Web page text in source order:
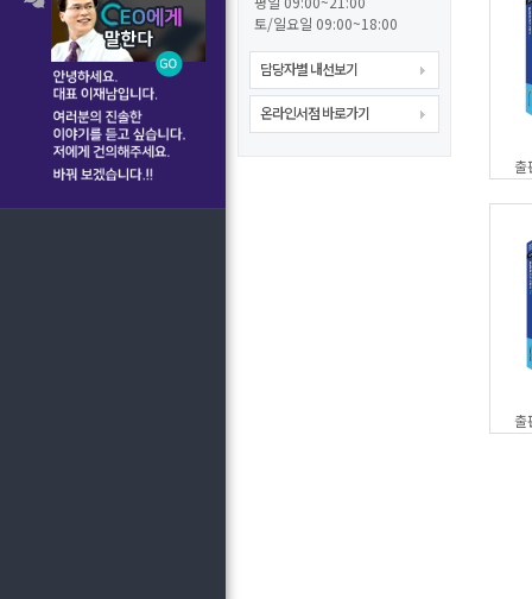
토/일요일 09:00~18:00
담당자별 내선보기
온라인서점 바로가기
출
출